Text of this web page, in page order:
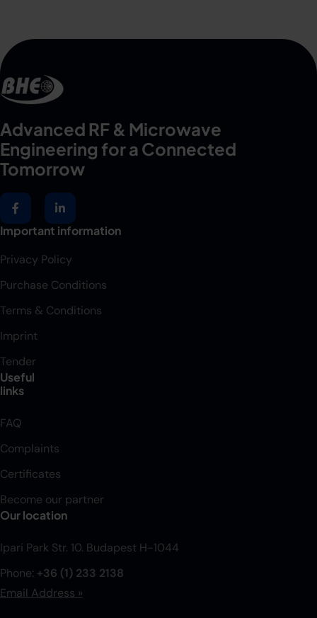
Advanced RF & Microwave
Engineering for a Connected
Tomorrow
Important information
Privacy Policy
Purchase Conditions
Terms & Conditions
Imprint
Tender
Useful
links
FAQ
Complaints
Certificates
Become our partner
Our location
Ipari Park Str. 10. Budapest H-1044
Phone: +36 (1) 233 2138
Email Address »